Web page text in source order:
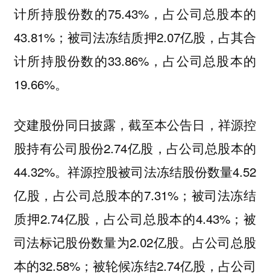
计所持股份数的75.43%，占公司总股本的
43.81%；被司法冻结质押2.07亿股，占其合
计所持股份数的33.86%，占公司总股本的
19.66%。
交建股份同日披露，截至本公告日，祥源控
股持有公司股份2.74亿股，占公司总股本的
44.32%。祥源控股被司法冻结股份数量4.52
亿股，占公司总股本的7.31%；被司法冻结
质押2.74亿股，占公司总股本的4.43%；被
司法标记股份数量为2.02亿股。占公司总股
本的32.58%；被轮候冻结2.74亿股，占公司